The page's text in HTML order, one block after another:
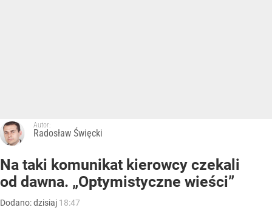
Autor:
Radosław Święcki
Na taki komunikat kierowcy czekali
od dawna. „Optymistyczne wieści”
Dodano:dzisiaj 18:47